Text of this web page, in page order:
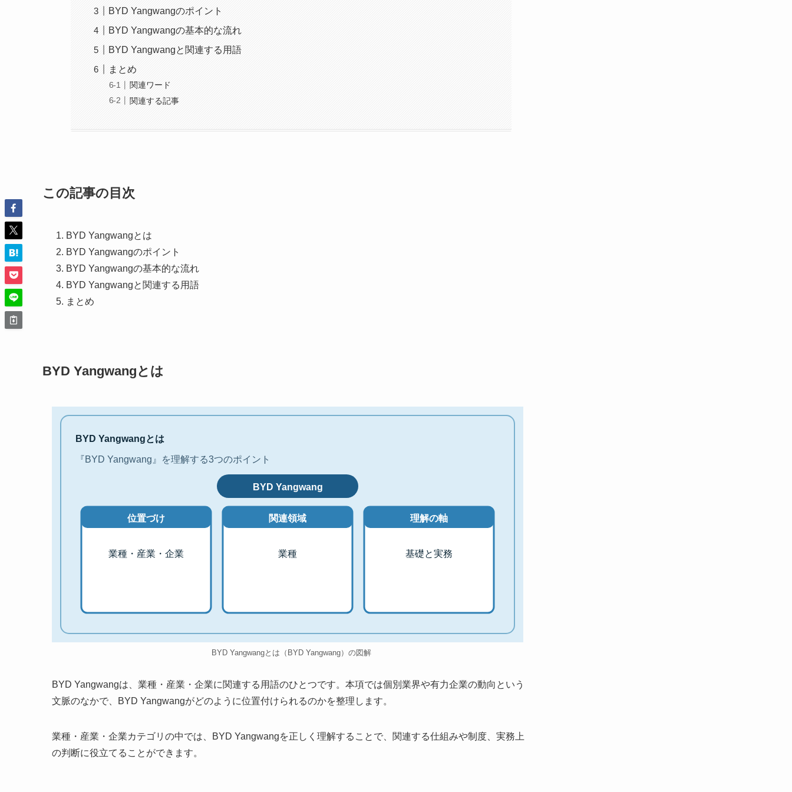
BYD Yangwangのポイント
BYD Yangwangの基本的な流れ
BYD Yangwangと関連する用語
まとめ
関連ワード
関連する記事
この記事の目次
BYD Yangwangとは
BYD Yangwangのポイント
BYD Yangwangの基本的な流れ
BYD Yangwangと関連する用語
まとめ
BYD Yangwangとは
BYD Yangwangとは
『BYD Yangwang』を理解する3つのポイント
BYD Yangwang
位置づけ
業種・産業・企業
関連領域
業種
理解の軸
基礎と実務
BYD Yangwangとは（BYD Yangwang）の図解
BYD Yangwangは、業種・産業・企業に関連する用語のひとつです。本項では個別業界や有力企業の動向という
文脈のなかで、BYD Yangwangがどのように位置付けられるのかを整理します。
業種・産業・企業カテゴリの中では、BYD Yangwangを正しく理解することで、関連する仕組みや制度、実務上
の判断に役立てることができます。